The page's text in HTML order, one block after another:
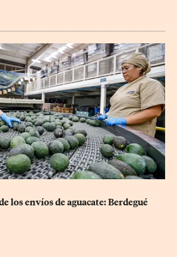
los envíos de aguacate: Berdegué